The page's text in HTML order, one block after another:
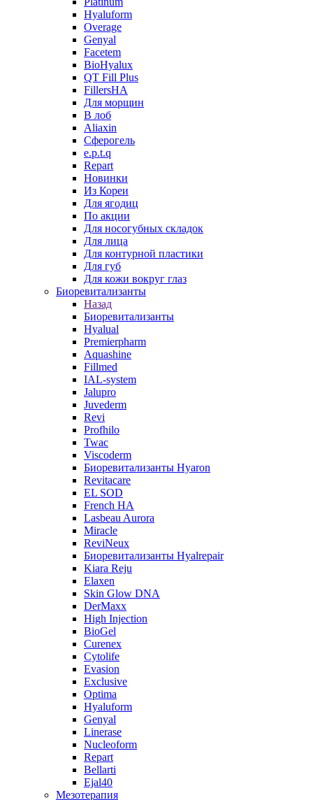
Hyaluform
Overage
Genyal
Facetem
BioHyalux
QT Fill Plus
FillersHA
Для морщин
В лоб
Aliaxin
Сферогель
e.p.t.q
Repart
Новинки
Из Кореи
Для ягодиц
По акции
Для носогубных складок
Для лица
Для контурной пластики
Для губ
Для кожи вокруг глаз
Биоревитализанты
Назад
Биоревитализанты
Hyalual
Premierpharm
Aquashine
Fillmed
IAL-system
Jalupro
Juvederm
Revi
Profhilo
Twac
Viscoderm
Биоревитализанты Hyaron
Revitacare
EL SOD
French HA
Lasbeau Aurora
Miracle
ReviNeux
Биоревитализанты Hyalrepair
Kiara Reju
Elaxen
Skin Glow DNA
DerMaxx
High Injection
BioGel
Curenex
Cytolife
Evasion
Exclusive
Optima
Hyaluform
Genyal
Linerase
Nucleoform
Repart
Bellarti
Ejal40
Мезотерапия